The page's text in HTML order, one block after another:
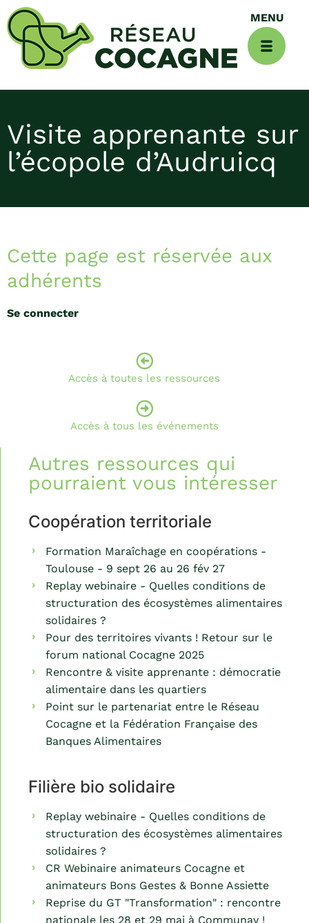
Visite apprenante sur
l’écopole d’Audruicq
Cette page est réservée aux
adhérents
Se connecter
Accès à toutes les ressources
Accès à tous les événements
Autres ressources qui
pourraient vous intéresser
Coopération territoriale
Formation Maraîchage en coopérations -
Toulouse - 9 sept 26 au 26 fév 27
Replay webinaire - Quelles conditions de
structuration des écosystèmes alimentaires
solidaires ?
Pour des territoires vivants ! Retour sur le
forum national Cocagne 2025
Rencontre & visite apprenante : démocratie
alimentaire dans les quartiers
Point sur le partenariat entre le Réseau
Cocagne et la Fédération Française des
Banques Alimentaires
Filière bio solidaire
Replay webinaire - Quelles conditions de
structuration des écosystèmes alimentaires
solidaires ?
CR Webinaire animateurs Cocagne et
animateurs Bons Gestes & Bonne Assiette
Reprise du GT "Transformation" : rencontre
nationale les 28 et 29 mai à Communay !